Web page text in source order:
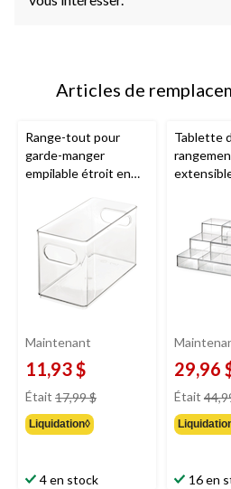
Articles de
Range-tout pour
garde-manger
empilable étroit en
The Home Editx
iDESIGN
Maintenant
11,93 $
Était 17,99 $
Liquidation◊
4 en stock
Tablette
29,96
Était
16 en